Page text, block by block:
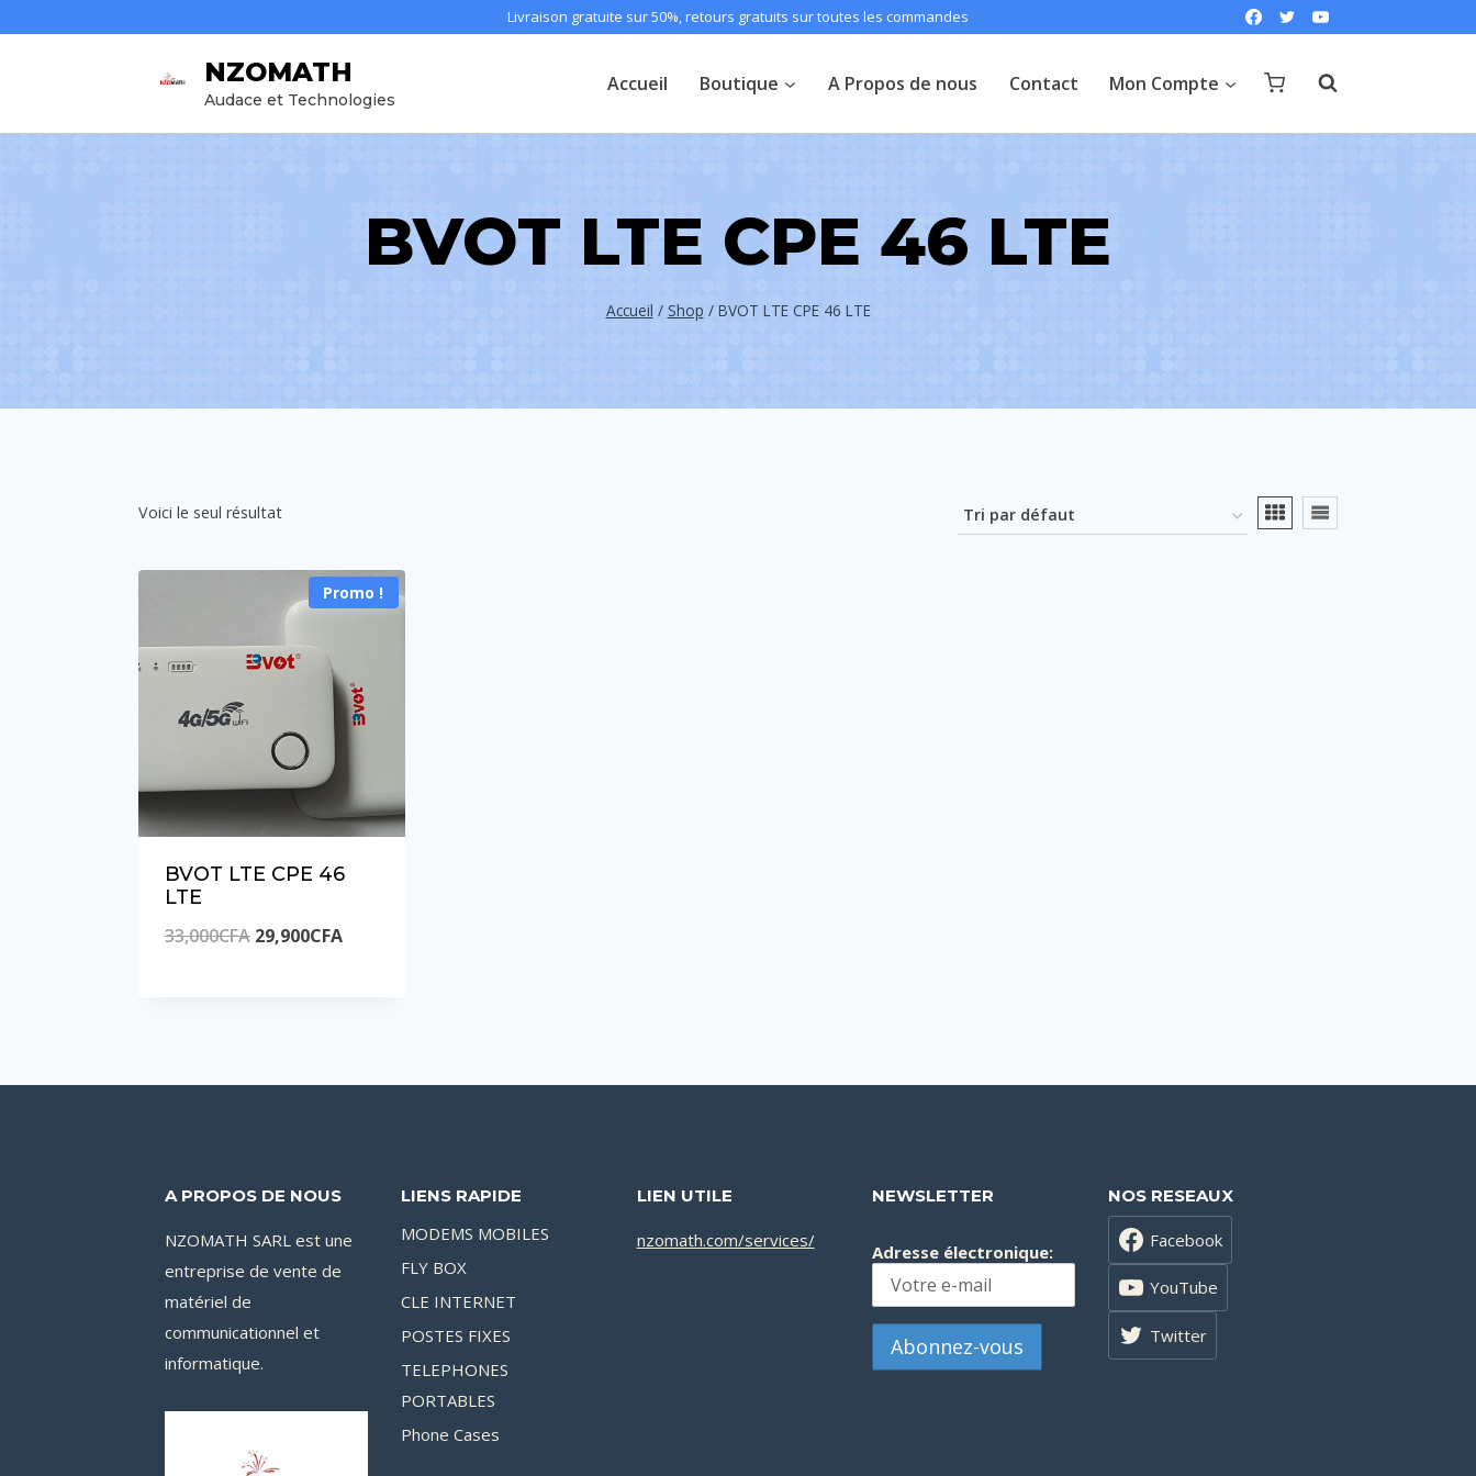
Livraison gratuite sur 50%, retours gratuits sur toutes les commandes
NZOMATH
Audace et Technologies
Accueil Boutique A Propos de nous Contact Mon Compte
BVOT LTE CPE 46 LTE
Accueil / Shop / BVOT LTE CPE 46 LTE
Voici le seul résultat
Promo !
BVOT LTE CPE 46
LTE
33,000CFA Le
29,900CFALe
A PROPOS DE NOUS
NZOMATH SARL est une
entreprise de vente de
matériel de
communicationnel et
informatique.
LIENS RAPIDE
MODEMS MOBILES
FLY BOX
CLE INTERNET
POSTES FIXES
TELEPHONES
PORTABLES
Phone Cases
LIEN UTILE
nzomath.com/services/
NEWSLETTER
Adresse électronique:
NOS RESEAUX
Facebook
YouTube
Twitter